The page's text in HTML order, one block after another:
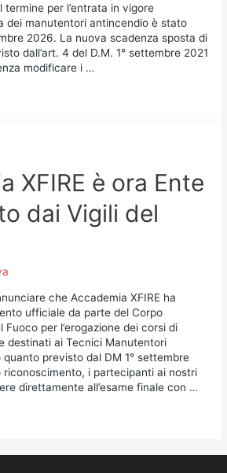
termine per l’entrata in vigore
dei manutentori antincendio è stato
2026. La nuova scadenza sposta di
dall’art. 4 del D.M. 1° settembre 2021
modificare i …
XFIRE è ora Ente
dai Vigili del
che Accademia XFIRE ha
ufficiale da parte del Corpo
Fuoco per l’erogazione dei corsi di
destinati ai Tecnici Manutentori
previsto dal DM 1° settembre
riconoscimento, i partecipanti ai nostri
direttamente all’esame finale con …